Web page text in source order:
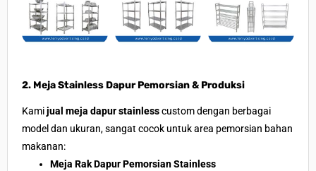
2. Meja Stainless Dapur Pemorsian & Produksi
Kamijual meja dapur stainlesscustom dengan berbagai
model dan ukuran, sangat cocok untuk area pemorsian bahan
makanan:
Meja Rak Dapur Pemorsian Stainless